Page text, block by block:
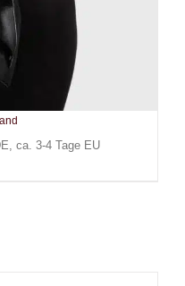
Faye
ca. 3-4 Tage EU